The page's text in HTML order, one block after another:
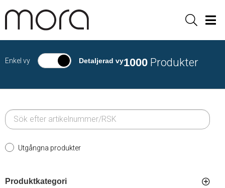
Sök
Enkel vy Detaljerad vy1000 Produkter
Utgångna produkter
Produktkategori